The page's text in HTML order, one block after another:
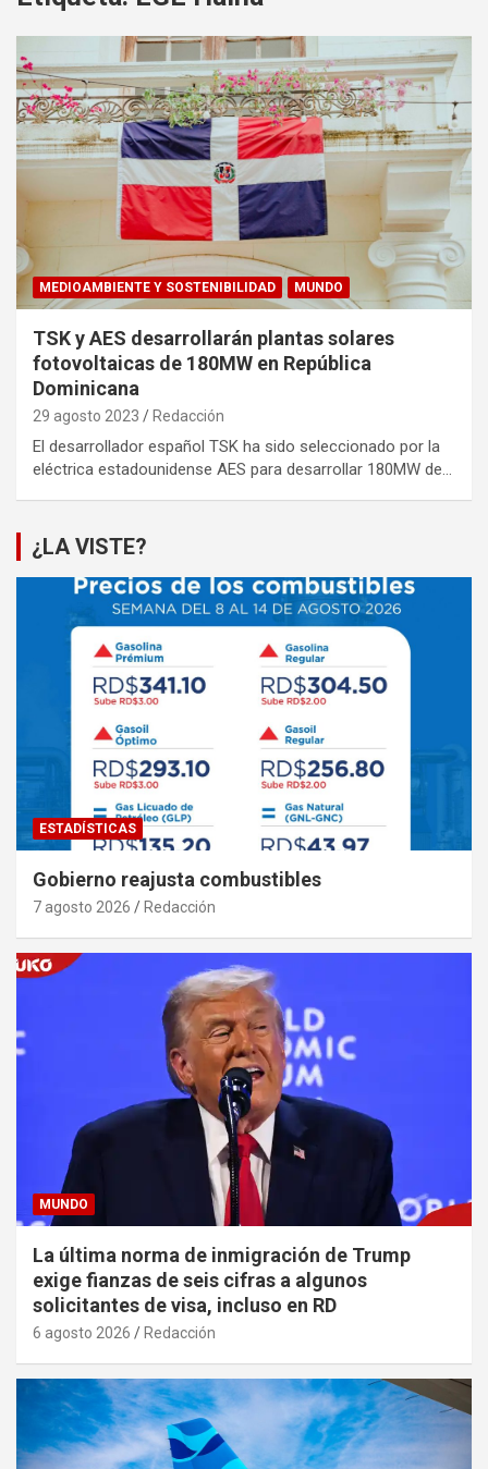
MEDIOAMBIENTE Y SOSTENIBILIDAD MUNDO
TSK y AES desarrollarán plantas solares
fotovoltaicas de 180MW en República
Dominicana
29 agosto 2023 Redacción
El desarrollador español TSK ha sido seleccionado por la
eléctrica estadounidense AES para desarrollar 180MW de…
¿LA VISTE?
ESTADÍSTICAS
Gobierno reajusta combustibles
7 agosto 2026 Redacción
MUNDO
La última norma de inmigración de Trump
exige fianzas de seis cifras a algunos
solicitantes de visa, incluso en RD
6 agosto 2026 Redacción